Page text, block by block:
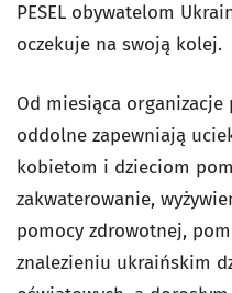
PESEL obywatelom
oczekuje na swoją kolej.
Od miesiąca organizacje
oddolne zapewniają
kobietom i dzieciom
zakwaterowanie,
pomocy zdrowotnej,
znalezieniu ukraińskim